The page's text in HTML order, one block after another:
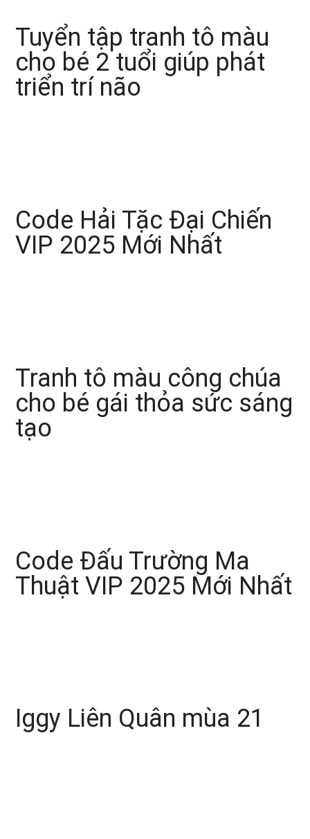
Tuyển tập tranh tô màu
cho bé 2 tuổi giúp phát
triển trí não
Code Hải Tặc Đại Chiến
VIP 2025 Mới Nhất
Tranh tô màu công chúa
cho bé gái thỏa sức sáng
tạo
Code Đấu Trường Ma
Thuật VIP 2025 Mới Nhất
Iggy Liên Quân mùa 21